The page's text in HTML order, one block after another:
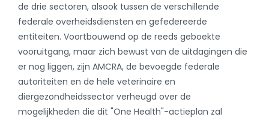
de drie sectoren, alsook tussen de verschillende
federale overheidsdiensten en gefedereerde
entiteiten. Voortbouwend op de reeds geboekte
vooruitgang, maar zich bewust van de uitdagingen die
er nog liggen, zijn AMCRA, de bevoegde federale
autoriteiten en de hele veterinaire en
diergezondheidssector verheugd over de
mogelijkheden die dit "One Health"-actieplan zal